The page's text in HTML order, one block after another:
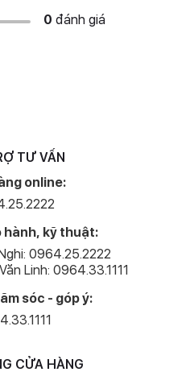
0 đánh giá
TƯ VẤN
online:
hành, kỹ thuật:
0964.25.2222
Linh: 0964.33.1111
sóc - góp ý:
CỬA HÀNG